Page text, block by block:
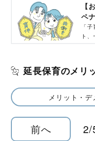
【
ペ
事
解
「
ト
延長保育のメリ
メリット・
前へ 2/